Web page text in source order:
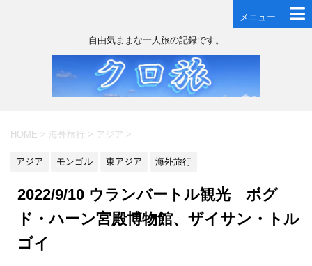
メニュー
自由気ままな一人旅の記録です。
HOME > 海外旅行 > アジア >
アジア モンゴル 東アジア 海外旅行
2022/9/10 ウランバートル観光 ボグ
ド・ハーン宮殿博物館、ザイサン・トル
ゴイ